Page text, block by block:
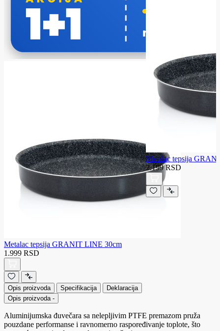
Metalac tepsija GRANIT LINE 30cm
1.999 RSD
Metalac tepsija
2.199 RSD
Opis proizvoda Specifikacija
Deklaracija
Opis proizvoda -
Aluminijumska đuvečara sa nelepljivim PTFE premazom pruža
pouzdane performanse i ravnomerno raspoređivanje toplote, što